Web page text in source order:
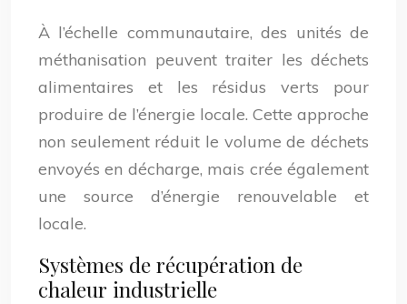
À l’échelle communautaire, des unités de
méthanisation peuvent traiter les déchets
alimentaires et les résidus verts pour
produire de l’énergie locale. Cette approche
non seulement réduit le volume de déchets
envoyés en décharge, mais crée également
une source d’énergie renouvelable et
locale.
Systèmes de récupération de
chaleur industrielle